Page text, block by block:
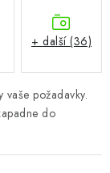
od smlouvy
požadavky.
do
+ další (36)